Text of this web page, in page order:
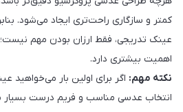
کمتر و سازگاری راحت‌تری ایجاد می‌شود.
عینک تدریجی، فقط ارزان بودن مهم
اهمیت بیشتری دارد.
نکته مهم: اگر برای اولین بار می‌خواهید
انتخاب عدسی مناسب و فریم درست بسیار